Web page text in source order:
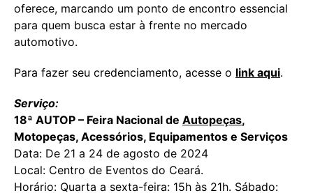
oferece, marcando um ponto de encontro essencial
para quem busca estar à frente no mercado
automotivo.
Para fazer seu credenciamento, acesse o link aqui.
Serviço:
18ª AUTOP – Feira Nacional de Autopeças,
Motopeças, Acessórios, Equipamentos e Serviços
Data: De 21 a 24 de agosto de 2024
Local: Centro de Eventos do Ceará.
Horário: Quarta a sexta-feira: 15h às 21h. Sábado: